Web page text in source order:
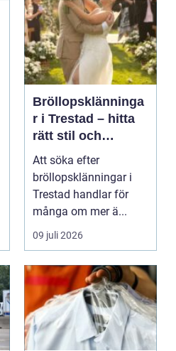
Bröllopsklänninga
r i Trestad – hitta
rätt stil och
passform inför den
stora dagen
Att söka efter
bröllopsklänningar i
Trestad handlar för
många om mer ä...
09 juli 2026